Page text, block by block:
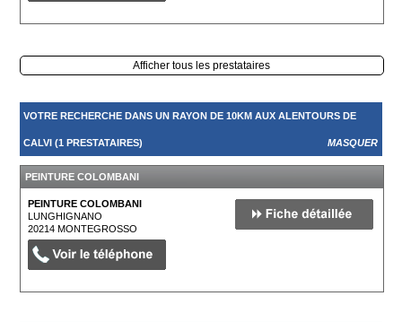
Afficher tous les prestataires
VOTRE RECHERCHE DANS UN RAYON DE 10KM AUX ALENTOURS DE
CALVI (1 PRESTATAIRES) MASQUER
PEINTURE COLOMBANI
PEINTURE COLOMBANI
LUNGHIGNANO
20214MONTEGROSSO